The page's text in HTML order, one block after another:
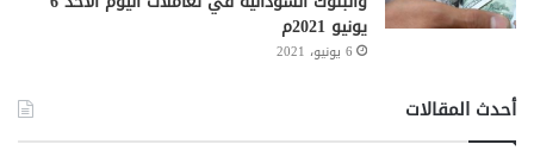
يونيو 2021م
6 يونيو، 2021
أحدث المقالات